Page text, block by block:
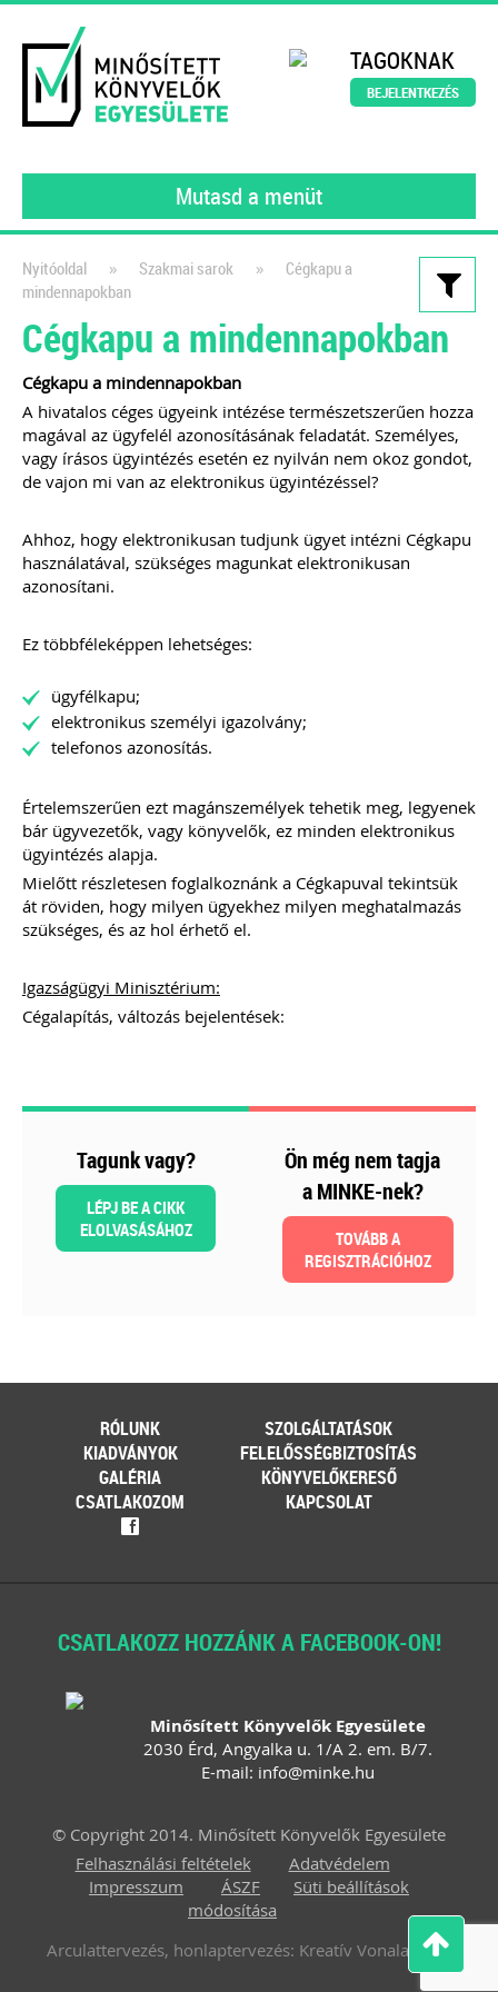
TAGOKNAK
BEJELENTKEZÉS
Mutasd a menüt
Webáruházak és e-
kereskedelem működése a
gyakorlatban
Webshop üzemeltetőknek és
könyvelőknek
ÁLTALÁNOS TUDNIVALÓK, HASZNOS
TIPPEK, TANÁCSOK
Webshop a könyvelésben -
specialitások
Webáruházak sikerének a kulcsa
E-kereskedelem szabályozása 2021.
Import OSS (IOSS)
Online piacterek
TAGJAINK INGYENESEN LETÖLTHETIK -
Ár: 7900 Ft
Tagoknak: Ingyenesen
Szakmai sarok
2026-08-04
Külföldi gazdálkodó
magyarországi
részvételének
adózási kérdései
A vásárokon és a piacokon
folytatott kereskedelmi
tevékenységek egyik kiemelt
időszaka a nyári szezon, amikor
gazdálkodó szeretné áruját belföldön
értékesíteni. Megvizsgáljuk, hogy
Továbbolvasom »
Nyitóoldal » Szakmai sarok »
Cégkapu a
mindennapokban
Cégkapu a mindennapokban
Cégkapu a mindennapokban
A hivatalos céges ügyeink intézése természetszerűen hozza
magával az ügyfelél azonosításának feladatát. Személyes,
vagy írásos ügyintézés esetén ez nyilván nem okoz gondot,
de vajon mi van az elektronikus ügyintézéssel?
Ahhoz, hogy elektronikusan tudjunk ügyet intézni Cégkapu
használatával, szükséges magunkat elektronikusan
azonosítani.
Ez többféleképpen lehetséges:
ügyfélkapu;
elektronikus személyi igazolvány;
telefonos azonosítás.
Értelemszerűen ezt magánszemélyek tehetik meg, legyenek
bár ügyvezetők, vagy könyvelők, ez minden elektronikus
ügyintézés alapja.
Mielőtt részletesen foglalkoznánk a Cégkapuval tekintsük
át röviden, hogy milyen ügyekhez milyen meghatalmazás
szükséges, és az hol érhető el.
Igazságügyi Minisztérium:
Cégalapítás, változás bejelentések:
Tagunk vagy?
LÉPJ BE A CIKK
ELOLVASÁSÁHOZ
Ön még nem tagja
a MINKE-nek?
TOVÁBB A
REGISZTRÁCIÓHOZ
RÓLUNK
SZOLGÁLTATÁSOK
KIADVÁNYOK
FELELŐSSÉGBIZTOSÍTÁS
GALÉRIA
KÖNYVELŐKERESŐ
CSATLAKOZOM
KAPCSOLAT
f
CSATLAKOZZ HOZZÁNK A FACEBOOK-ON!
Minősített Könyvelők Egyesülete
2030 Érd, Angyalka u. 1/A 2. em. B/7.
E-mail: info@minke.hu
© Copyright 2014. Minősített Könyvelők Egyesülete
Felhasználási feltételek
Adatvédelem
Impresszum
ÁSZF
Süti beállítások
módosítása
Arculattervezés, honlaptervezés: Kreatív Vonalak